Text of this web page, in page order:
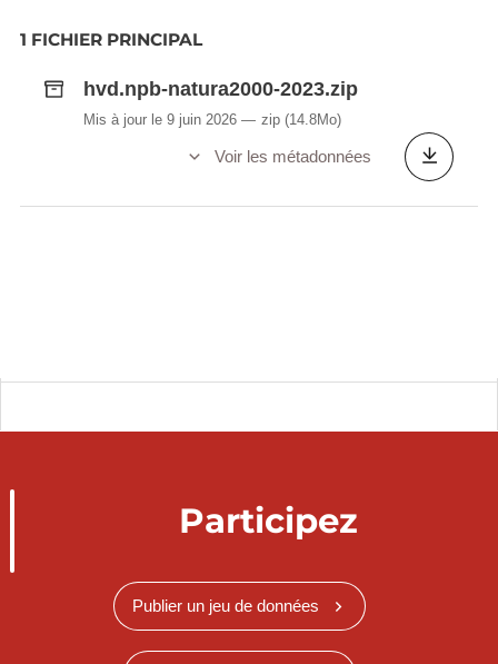
1 FICHIER PRINCIPAL
hvd.npb-natura2000-2023.zip
Mis à jour le 9 juin 2026 zip (14.8Mo)
Voir les métadonnées
Participez
Publier un jeu de données